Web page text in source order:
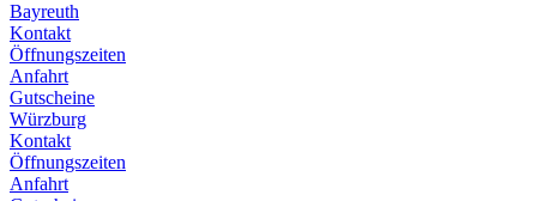
Bayreuth
Kontakt
Öffnungszeiten
Anfahrt
Gutscheine
Würzburg
Kontakt
Öffnungszeiten
Anfahrt